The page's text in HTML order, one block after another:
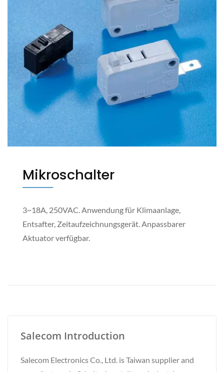
Mikroschalter
3~18A, 250VAC. Anwendung für Klimaanlage,
Entsafter, Zeitaufzeichnungsgerät. Anpassbarer
Aktuator verfügbar.
Salecom Introduction
Salecom Electronics Co., Ltd. is Taiwan supplier and